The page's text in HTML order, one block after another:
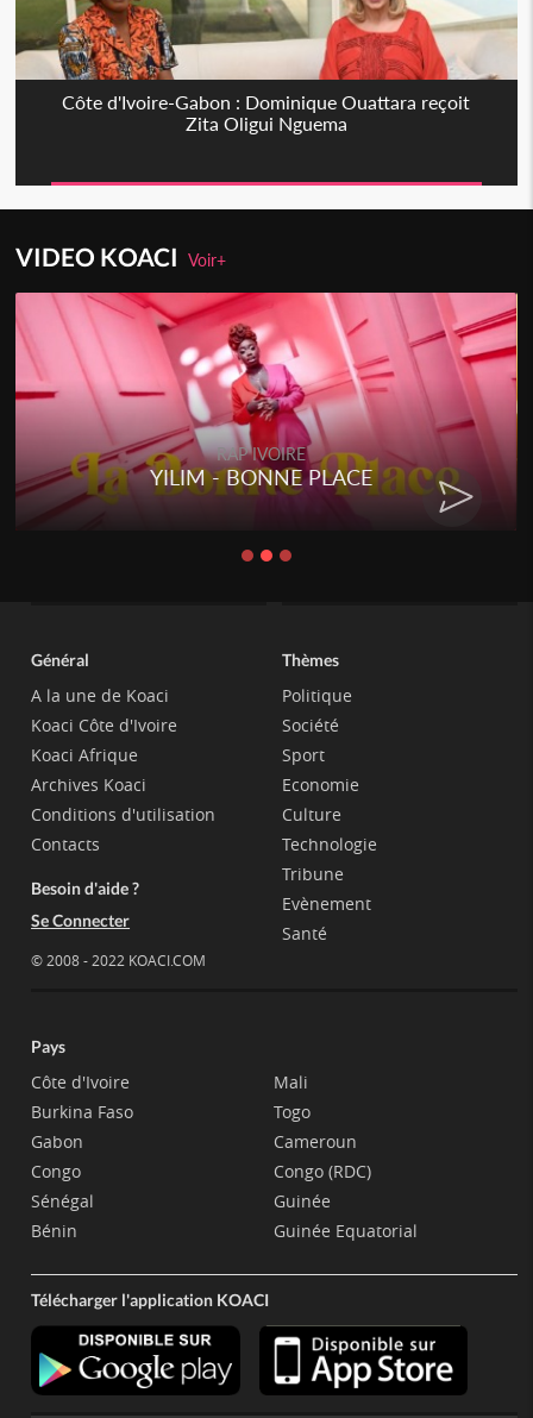
Côte d'Ivoire-Gabon : Dominique Ouattara reçoit
Zita Oligui Nguema
VIDEO KOACIVoir+
RAP IVOIRE
YILIM - BONNE PLACE
Général
A la une de Koaci
Koaci Côte d'Ivoire
Koaci Afrique
Archives Koaci
Conditions d'utilisation
Contacts
Besoin d'aide ?
Se Connecter
© 2008 - 2022 KOACI.COM
Thèmes
Politique
Société
Sport
Economie
Culture
Technologie
Tribune
Evènement
Santé
Pays
Côte d'Ivoire
Burkina Faso
Gabon
Congo
Sénégal
Bénin
Mali
Togo
Cameroun
Congo (RDC)
Guinée
Guinée Equatorial
Télécharger l'application KOACI